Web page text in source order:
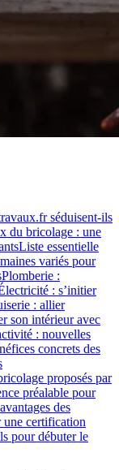
séduisent-ils
du bricolage : une
Liste essentielle
variés pour
Plomberie :
: s’initier
: allier
son intérieur avec
: nouvelles
concrets des
proposés par
préalable pour
des
une certification
pour débuter le